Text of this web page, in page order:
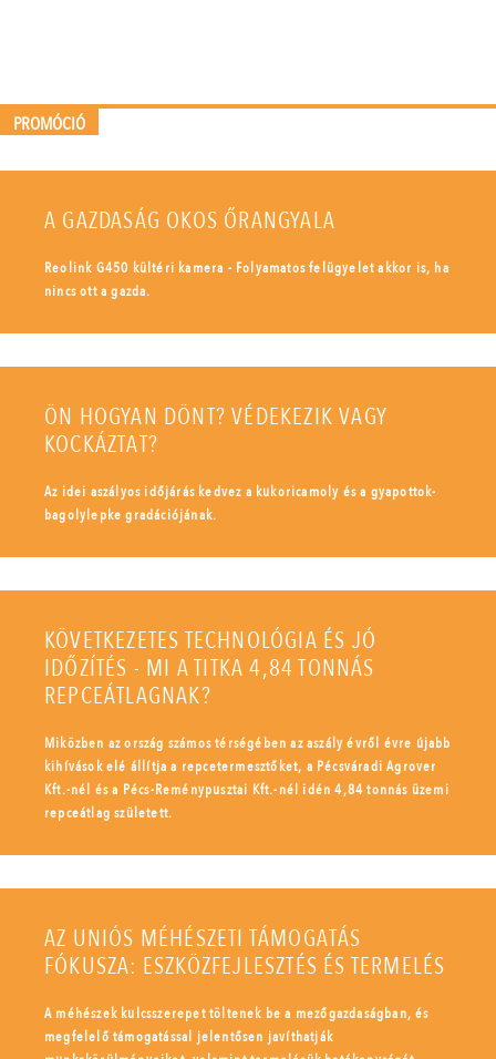
PROMÓCIÓ
A GAZDASÁG OKOS ŐRANGYALA
Reolink G450 kültéri kamera - Folyamatos felügyelet akkor is, ha
nincs ott a gazda.
ÖN HOGYAN DÖNT? VÉDEKEZIK VAGY
KOCKÁZTAT?
Az idei aszályos időjárás kedvez a kukoricamoly és a gyapottok-
bagolylepke gradációjának.
KÖVETKEZETES TECHNOLÓGIA ÉS JÓ
IDŐZÍTÉS - MI A TITKA 4,84 TONNÁS
REPCEÁTLAGNAK?
Miközben az ország számos térségében az aszály évről évre újabb
kihívások elé állítja a repcetermesztőket, a Pécsváradi Agrover
Kft.-nél és a Pécs-Reménypusztai Kft.-nél idén 4,84 tonnás üzemi
repceátlag született.
AZ UNIÓS MÉHÉSZETI TÁMOGATÁS
FÓKUSZA: ESZKÖZFEJLESZTÉS ÉS TERMELÉS
A méhészek kulcsszerepet töltenek be a mezőgazdaságban, és
megfelelő támogatással jelentősen javíthatják